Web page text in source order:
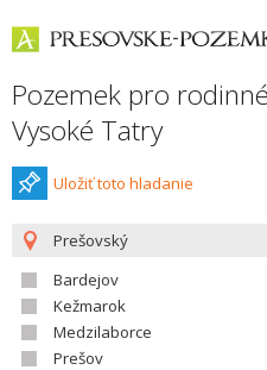
Pozemek pro
Vysoké Tatry
Uložiť toto hladanie
Prešovský
Bardejov
Kežmarok
Medzilaborce
Prešov